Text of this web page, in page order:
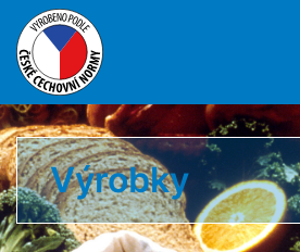
Výrobky